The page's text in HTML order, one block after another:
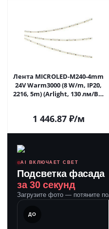
Лента MICROLED-M240-4mm
24V Warm3000 (8 W/m, IP20,
2216, 5m) (Arlight, 130 лм/Вт)
1 446.87₽/м
AI ВКЛЮЧАЕТ СВЕТ
Подсветка фасада
за 30 секунд
Загрузите фото — потяните
ДО